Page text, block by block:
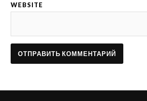
WEBSITE